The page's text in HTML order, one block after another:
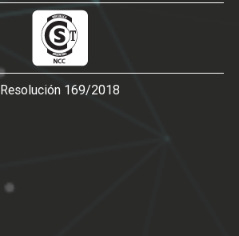
Resolución 169/2018